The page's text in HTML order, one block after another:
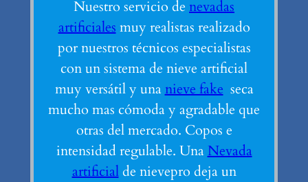
Nuestro servicio de nevadas
artificiales muy realistas realizado
por nuestros técnicos especialistas
con un sistema de nieve artificial
muy versátil y una nieve fake seca
mucho mas cómoda y agradable que
otras del mercado. Copos e
intensidad regulable. Una Nevada
artificialde nievepro deja un